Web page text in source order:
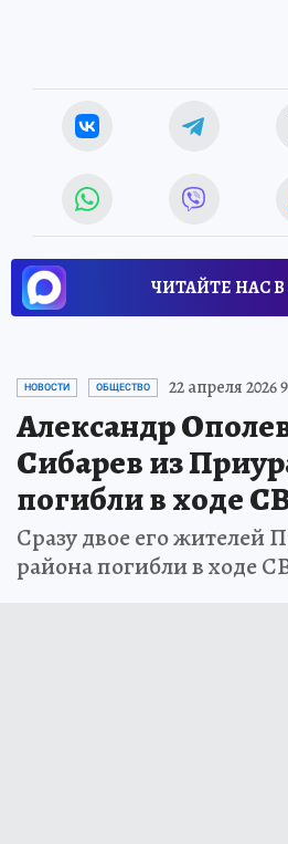
ЧИТАЙТЕ НАС
НОВОСТИ ОБЩЕСТВО 22 апреля 2026
Александр
Сибарев из
погибли в ходе
Сразу двое его жителей
района погибли в ходе